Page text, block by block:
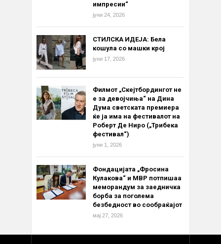
импресии“
јуни 24, 2026
СТИЛСКА ИДЕЈА: Бела
кошула со машки крој
јуни 17, 2026
Филмот „Скејтбордингот не
е за девојчиња“ на Дина
Дума светската премиера
ќе ја има на фестивалот на
Роберт Де Ниро („Трибека
фестивал“)
јуни 1, 2026
Фондацијата „Фросина
Кулакова“ и МВР потпишаа
меморандум за заедничка
борба за поголема
безбедност во сообраќајот
мај 27, 2026